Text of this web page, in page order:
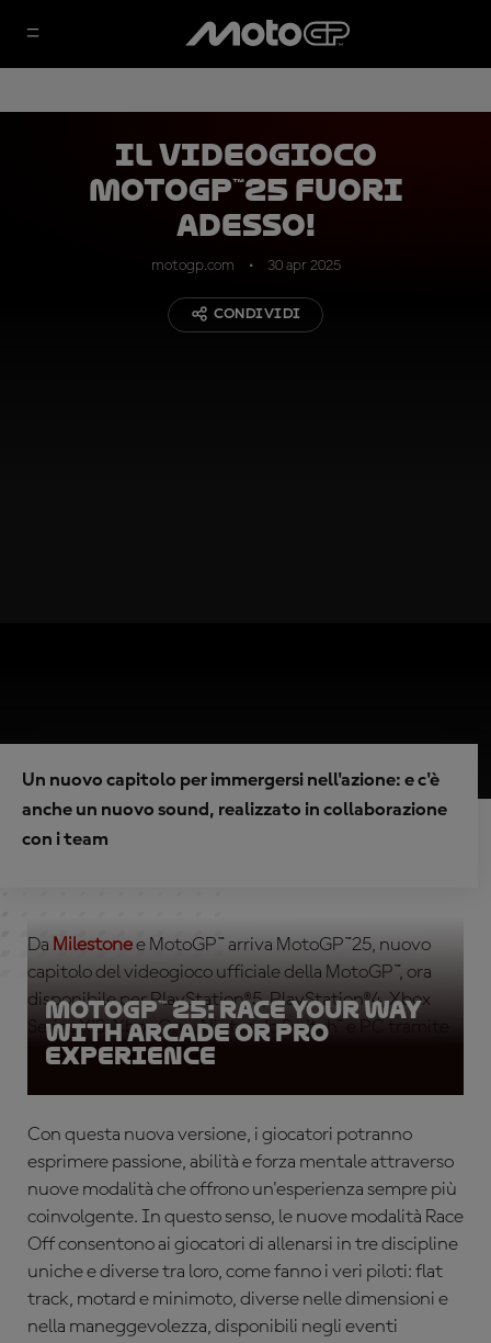
Il videogioco
MotoGP™25 fuori
adesso!
motogp.com 30 apr 2025
CONDIVIDI
Un nuovo capitolo per immergersi nell'azione: e c'è
anche un nuovo sound, realizzato in collaborazione
con i team
Da Milestonee MotoGP™ arriva MotoGP™25, nuovo
capitolo del videogioco ufficiale della MotoGP™, ora
disponibile per PlayStation®5, PlayStation®4, Xbox
Series X|S, Xbox One, Nintendo Switch™ e PC tramite
Steam ed Epic Games Store.
MotoGP™ 25: Race your way
with Arcade or Pro
Experience
Con questa nuova versione, i giocatori potranno
esprimere passione, abilità e forza mentale attraverso
nuove modalità che offrono un'esperienza sempre più
coinvolgente. In questo senso, le nuove modalità Race
Off consentono ai giocatori di allenarsi in tre discipline
uniche e diverse tra loro, come fanno i veri piloti: flat
track, motard e minimoto, diverse nelle dimensioni e
nella maneggevolezza, disponibili negli eventi